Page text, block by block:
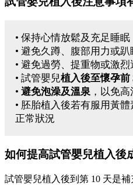
• 保持心情放鬆及充足睡眠
• 避免久蹲、腹部用力或趴
• 避免過勞、提重物或激烈
• 試管嬰兒植入後至懷孕前
• 避免泡澡及溫泉 ，以免
• 胚胎植入後若有服用黃
正常狀況
如何提高試管嬰兒植入後
試管嬰兒植入後到第 10 天是